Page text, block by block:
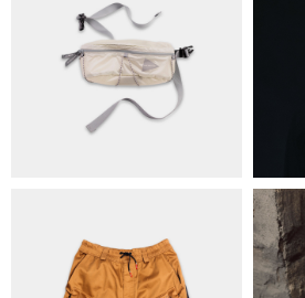
ОБМІН ТА ПОВЕРНЕННЯ
УГОДА КОРИСТУВАЧА